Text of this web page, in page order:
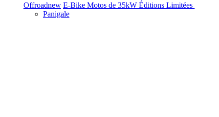
Offroadnew E-Bike Motos de 35kW Éditions Limitées
Panigale